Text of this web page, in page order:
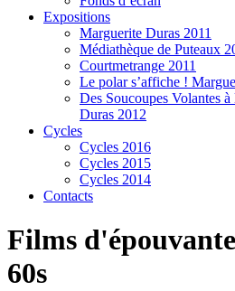
Expositions
Marguerite Duras 2011
Médiathèque de Puteaux
Courtmetrange 2011
Le polar s’affiche !
Des Soucoupes Volantes
Duras 2012
Cycles
Cycles 2016
Cycles 2015
Cycles 2014
Contacts
Films
60s